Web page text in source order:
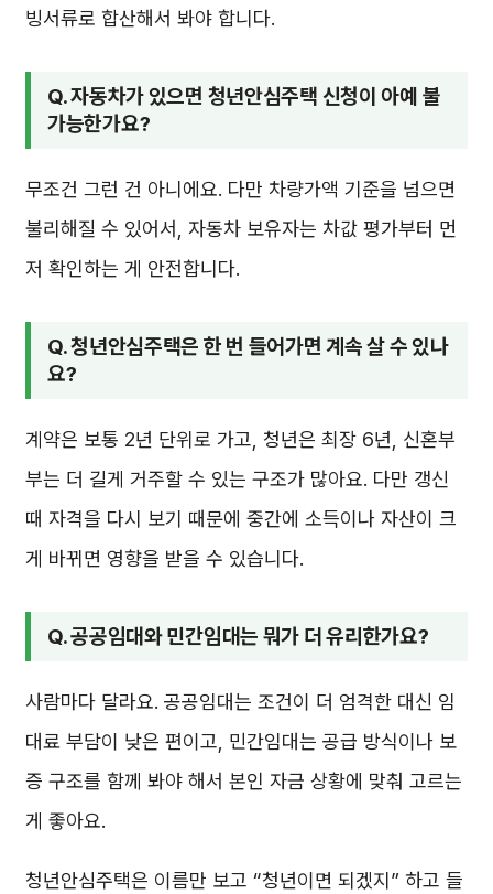
빙서류로 합산해서 봐야 합니다.
Q. 자동차가 있으면 청년안심주택 신청이 아예 불
가능한가요?
무조건 그런 건 아니에요. 다만 차량가액 기준을 넘으면
불리해질 수 있어서, 자동차 보유자는 차값 평가부터 먼
저 확인하는 게 안전합니다.
Q. 청년안심주택은 한 번 들어가면 계속 살 수 있나
요?
계약은 보통 2년 단위로 가고, 청년은 최장 6년, 신혼부
부는 더 길게 거주할 수 있는 구조가 많아요. 다만 갱신
때 자격을 다시 보기 때문에 중간에 소득이나 자산이 크
게 바뀌면 영향을 받을 수 있습니다.
Q. 공공임대와 민간임대는 뭐가 더 유리한가요?
사람마다 달라요. 공공임대는 조건이 더 엄격한 대신 임
대료 부담이 낮은 편이고, 민간임대는 공급 방식이나 보
증 구조를 함께 봐야 해서 본인 자금 상황에 맞춰 고르는
게 좋아요.
청년안심주택은 이름만 보고 “청년이면 되겠지” 하고 들